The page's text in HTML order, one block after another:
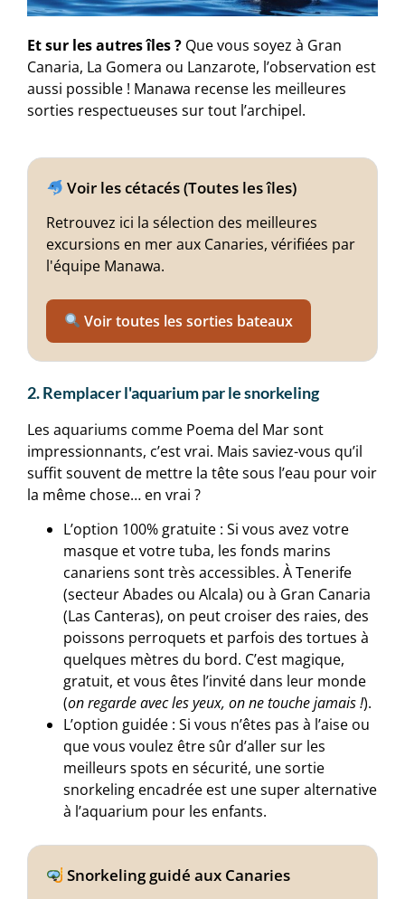
Et sur les autres îles ? Que vous soyez à Gran
Canaria, La Gomera ou Lanzarote, l’observation est
aussi possible ! Manawa recense les meilleures
sorties respectueuses sur tout l’archipel.
Voir les cétacés (Toutes les îles)
Retrouvez ici la sélection des meilleures
excursions en mer aux Canaries, vérifiées par
l'équipe Manawa.
Voir toutes les sorties bateaux
2. Remplacer l'aquarium par le snorkeling
Les aquariums comme Poema del Mar sont
impressionnants, c’est vrai. Mais saviez-vous qu’il
suffit souvent de mettre la tête sous l’eau pour voir
la même chose… en vrai ?
L’option 100% gratuite : Si vous avez votre
masque et votre tuba, les fonds marins
canariens sont très accessibles. À Tenerife
(secteur Abades ou Alcala) ou à Gran Canaria
(Las Canteras), on peut croiser des raies, des
poissons perroquets et parfois des tortues à
quelques mètres du bord. C’est magique,
gratuit, et vous êtes l’invité dans leur monde
(on regarde avec les yeux, on ne touche jamais !).
L’option guidée : Si vous n’êtes pas à l’aise ou
que vous voulez être sûr d’aller sur les
meilleurs spots en sécurité, une sortie
snorkeling encadrée est une super alternative
à l’aquarium pour les enfants.
Snorkeling guidé aux Canaries